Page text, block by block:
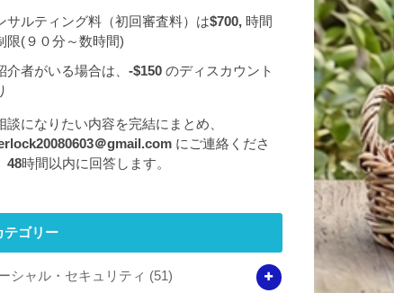
サルティング料（初回審査料）は$700, 時間
限(９０分～数時間)
介者がいる場合は、 -$150 のディスカウント
談になりたい内容を完結にまとめ、
＠gmail.com にご連絡くださ
48時間以内に回答します。
テゴリー
シャル・セキュリティ (51)